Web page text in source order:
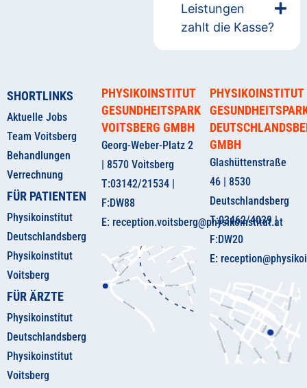
Leistungen
zahlt die Kasse?
SHORTLINKS
Aktuelle Jobs
Team Voitsberg
Behandlungen
Verrechnung
FÜR PATIENTEN
Physikoinstitut
Deutschlandsberg
Physikoinstitut
Voitsberg
FÜR ÄRZTE
Physikoinstitut
Deutschlandsberg
Physikoinstitut
Voitsberg
PHYSIKOINSTITUT
GESUNDHEITSPARK
VOITSBERG GMBH
Georg-Weber-Platz 2
| 8570 Voitsberg
T:03142/21534 |
F:DW88
E: reception.voitsberg@physikoinstitut.at
PHYSIKOINSTITUT
GMBH
Glashüttenstraße
46 | 8530
Deutschlandsberg
T:03462/4039 |
F:DW20
E: